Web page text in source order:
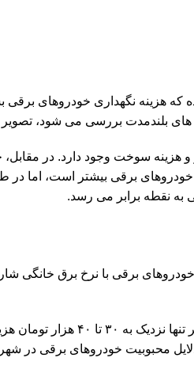
که هزینه نگهداری خودروهای برقی
های بلندمدت بررسی می شود،
هزینه سوخت وجود دارد. در
برقی بیشتر است، اما در
به نقطه برابر می رسد.
شارژ اهمیت زیادی دارد. خودروهای برقی با نرخ
برای مثال، یک خودرو برقی معمولی با باتری ۴۰ کیلووات
دلایل محبوبیت خودروهای برقی